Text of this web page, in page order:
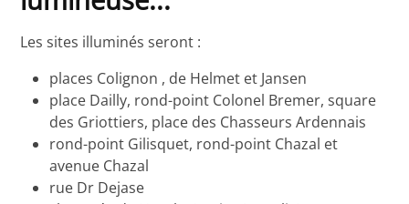
Les sites illuminés seront :
places Colignon , de Helmet et Jansen
place Dailly, rond-point Colonel Bremer, square
des Griottiers, place des Chasseurs Ardennais
rond-point Gilisquet, rond-point Chazal et
avenue Chazal
rue Dr Dejase